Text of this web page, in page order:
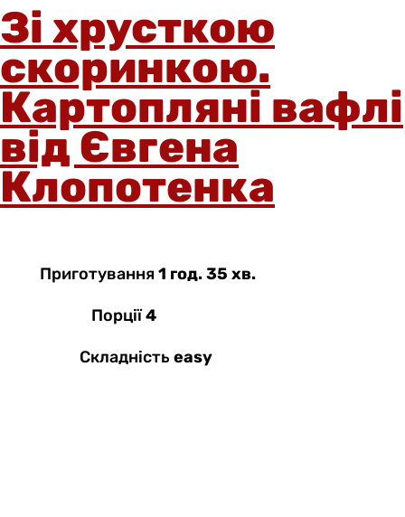
Зі хрусткою
скоринкою.
Картопляні вафлі
від Євгена
Клопотенка
Приготування1 год. 35 хв.
Порції4
Складність easy